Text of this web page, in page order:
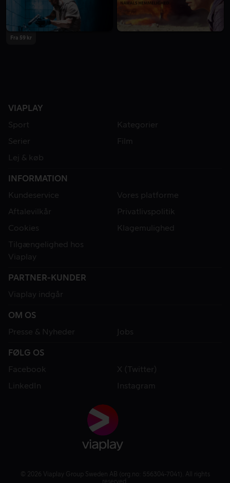
Fra 59 kr
VIAPLAY
Sport
Kategorier
Serier
Film
Lej & køb
INFORMATION
Kundeservice
Vores platforme
Aftalevilkår
Privatlivspolitik
Cookies
Klagemulighed
Tilgængelighed hos
Viaplay
PARTNER-KUNDER
Viaplay indgår
OM OS
Presse & Nyheder
Jobs
FØLG OS
Facebook
X (Twitter)
LinkedIn
Instagram
© 2026 Viaplay Group Sweden AB (org.no: 556304-7041). All rights
reserved.